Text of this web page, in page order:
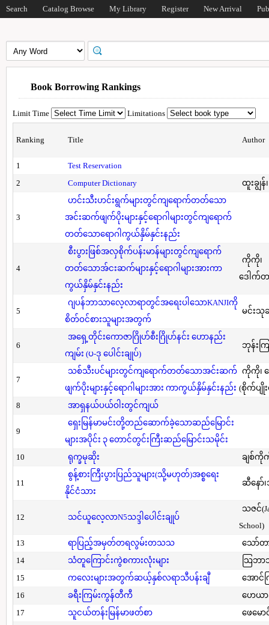
Search Catalog Browse My Library Register New Arrival
Book Borrowing Rankings
Limit Time Limitations
Ranking Title Author
1
Test Reservation
2
Computer Dictionary ထူးချွန်
3
ဟင်းသီးဟင်းရွက်များတွင်ကျရောက်တတ်သော
အင်းဆက်ဖျက်ပိုးများနှင့်ရောဂါများတွင်ကျရောက်
တတ်သောရောဂါကွယ်နှိမ်နှင်းနည်း
4
စီးပွားဖြစ်အလှစိုက်ပန်းမာန်များတွင်ကျရောက်
တတ်သောအ်ငးဆက်များနှင့်ရောဂါများအားကာ
ကွယ်နှိမ်နှင်းနည်း
ကိုကို၊
ဒေါက်တ
5
ဂျပန်ဘာသာလေ့လာရာတွင်အရေးပါသောKANJIကို
စိတ်ဝင်စားသူများအတွက်
မင်းသုခ
6
အရှေ့တိုင်းကောဇာဂြိုဟ်စီးဂြိုဟ်နင်း ဟောနည်း
ကျမ်း (ပ-ဒု ပေါင်းချုပ်)
ဘုန်းက
7
သစ်သီးပင်များတွင်ကျရောက်တတ်သောအင်းဆက်
ဖျက်ပိုးများနှင့်ရောဂါများအား ကာကွယ်နှိမ်နှင်းနည်း
ကိုကို၊
(စိုက်ပျိုး
8
အာရှနယ်ပယ်ဝါးတွင်ကျယ်
9
ရှေးမြန်မာမင်းတို့တည်ဆောက်ခဲ့သောဆည်မြောင်း
များအပိုင်း ၃ တောင်တွင်းကြီးဆည်မြောင်းသမိုင်း
10
ရုက္ခမုဆိုး ချစ်ကို
11
စွန့်စားကြီးပွားပြည်သူများ(သို့မဟုတ်)အစ္စရေး
နိုင်ငံသား
ဆီနော်၊
12 သင်ယူလေ့လာN5သဒ္ဒါပေါင်းချုပ်
သဇင်
School)
13
ရာပြည့်အမှတ်တရလွမ်းတသသ
သော်တ
14
သံတူကြောင်းကွဲစကားလုံးများ
သြဘာ
15
ကလေးများအတွက်ဆယ့်နှစ်လရာသီပန်းချီ
အောင်
16
ခရီးကြမ်းကွန်တီကီ
ဟေယာ
17
သူငယ်တန်းမြန်မာဖတ်စာ ဖေမော